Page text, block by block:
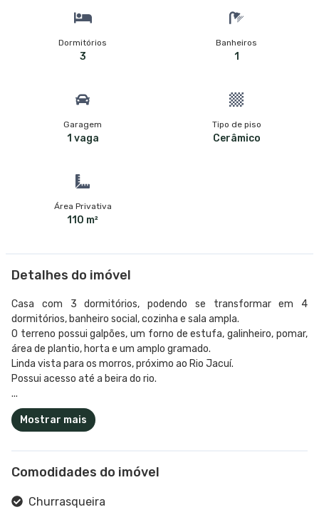
Dormitórios
3
Banheiros
1
Garagem
1 vaga
Tipo de piso
Cerâmico
Área Privativa
110 m²
Detalhes do imóvel
Casa com 3 dormitórios, podendo se transformar em 4
dormitórios, banheiro social, cozinha e sala ampla.
O terreno possui galpões, um forno de estufa, galinheiro, pomar,
área de plantio, horta e um amplo gramado.
Linda vista para os morros, próximo ao Rio Jacuí.
Possui acesso até a beira do rio.
...
Mostrar mais
Comodidades do imóvel
Churrasqueira